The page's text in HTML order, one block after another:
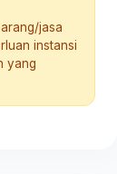
jasa
instansi
yang